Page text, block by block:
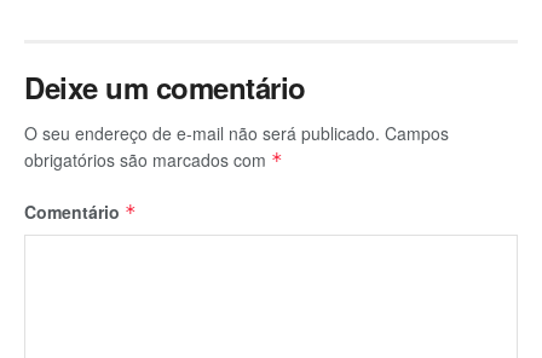
Deixe um comentário
O seu endereço de e-mail não será publicado. Campos
obrigatórios são marcados com *
Comentário *